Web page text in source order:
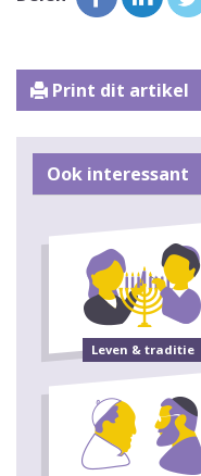
Print dit artikel
Ook interessant
Leven & traditie